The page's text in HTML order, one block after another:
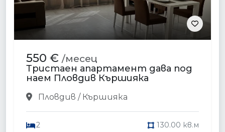
550 € /месец
Тристаен апартамент дава под
наем Пловдив Кършияка
Пловдив / Кършияка
2 130.00 кв.м